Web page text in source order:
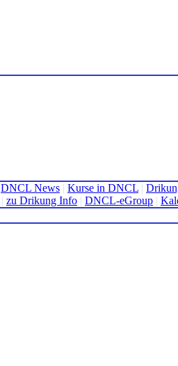
DNCL News | Kurse in DNCL |
| zu Drikung Info | DNCL-eGroup |